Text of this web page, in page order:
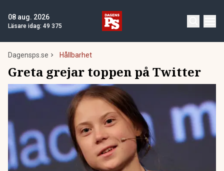
08 aug. 2026
Läsare idag: 49 375
Dagensps.se Hållbarhet
Greta grejar toppen på Twitter